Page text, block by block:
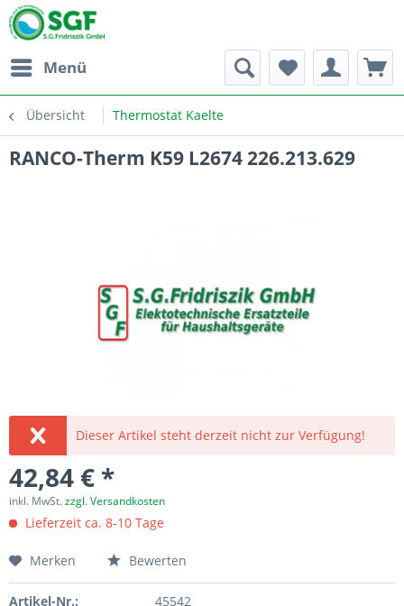
Menü
Übersicht Thermostat Kaelte
RANCO-Therm K59 L2674 226.213.629
Dieser Artikel steht derzeit nicht zur Verfügung!
42,84 € *
inkl. MwSt.zzgl. Versandkosten
Lieferzeit ca. 8-10 Tage
Merken Bewerten
Artikel-Nr.: 45542